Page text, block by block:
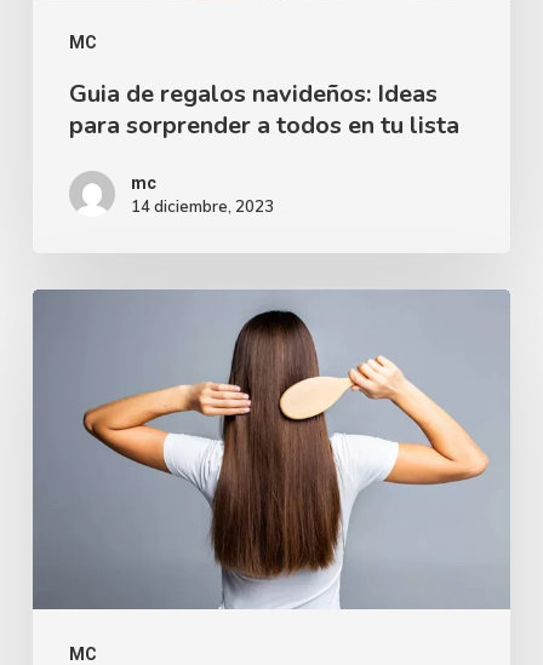
MC
Guia de regalos navideños: Ideas
para sorprender a todos en tu lista
mc
14 diciembre, 2023
MC